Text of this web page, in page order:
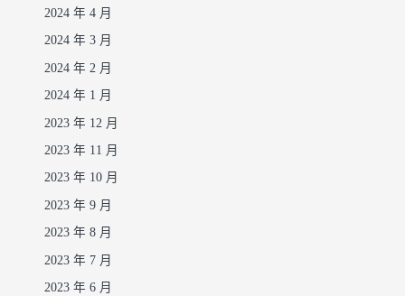
2024 年 4 月
2024 年 3 月
2024 年 2 月
2024 年 1 月
2023 年 12 月
2023 年 11 月
2023 年 10 月
2023 年 9 月
2023 年 8 月
2023 年 7 月
2023 年 6 月